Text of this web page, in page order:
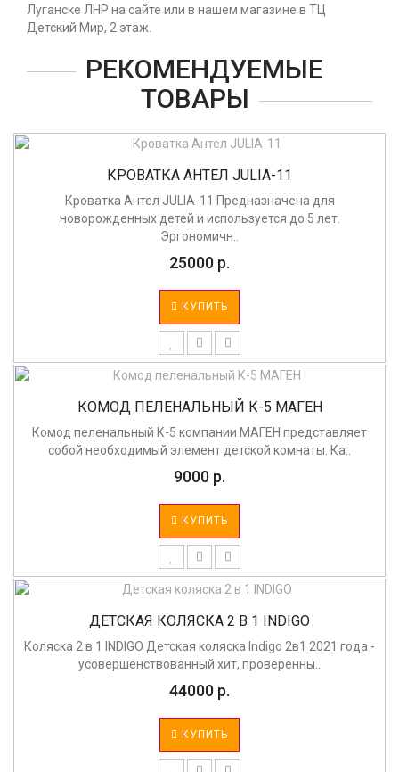
Луганске ЛНР на сайте или в нашем магазине в ТЦ
Детский Мир, 2 этаж.
РЕКОМЕНДУЕМЫЕ
ТОВАРЫ
КРОВАТКА АНТЕЛ JULIA-11
Кроватка Антел JULIA-11 Предназначена для
новорожденных детей и используется до 5 лет.
Эргономичн..
25000 р.
КУПИТЬ
КОМОД ПЕЛЕНАЛЬНЫЙ К-5 МАГЕН
Комод пеленальный К-5 компании МАГЕН представляет
собой необходимый элемент детской комнаты. Ка..
9000 р.
КУПИТЬ
ДЕТСКАЯ КОЛЯСКА 2 В 1 INDIGO
Коляска 2 в 1 INDIGO Детская коляска Indigo 2в1 2021 года -
усовершенствованный хит, проверенны..
44000 р.
КУПИТЬ